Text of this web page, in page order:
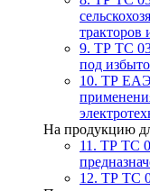
9. ТР ТС
под
10. ТР
На продукцию
11. ТР ТС
12. ТР ТС